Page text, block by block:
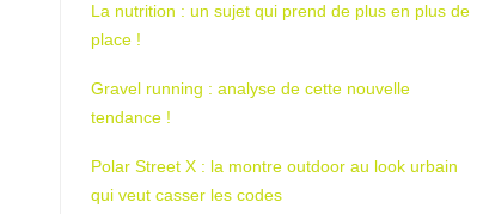
La nutrition : un sujet qui prend de plus en plus de
place !
Gravel running : analyse de cette nouvelle
tendance !
Polar Street X : la montre outdoor au look urbain
qui veut casser les codes